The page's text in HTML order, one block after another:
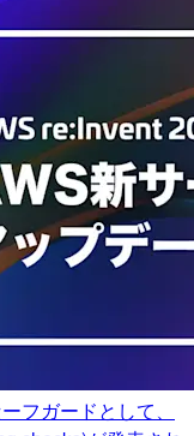
フガードとして、